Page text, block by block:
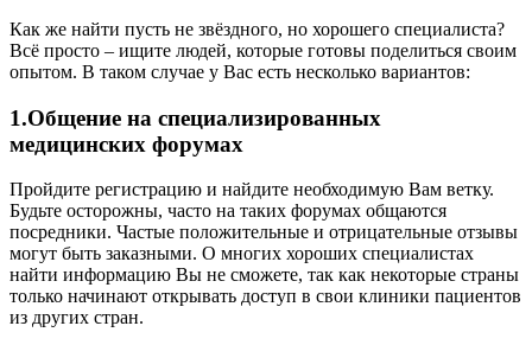
Как же найти пусть не звёздного, но хорошего специалиста?
Всё просто – ищите людей, которые готовы поделиться своим
опытом. В таком случае у Вас есть несколько вариантов:
1.Общение на специализированных
медицинских форумах
Пройдите регистрацию и найдите необходимую Вам ветку.
Будьте осторожны, часто на таких форумах общаются
посредники. Частые положительные и отрицательные отзывы
могут быть заказными. О многих хороших специалистах
найти информацию Вы не сможете, так как некоторые страны
только начинают открывать доступ в свои клиники пациентов
из других стран.